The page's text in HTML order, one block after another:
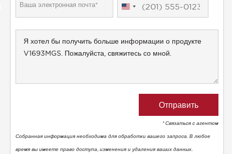
United
* Связаться с агентом
Собранная информация необходима для обработки вашего запроса. В любое
время вы имеете право доступа, изменения и удаления ваших данных.